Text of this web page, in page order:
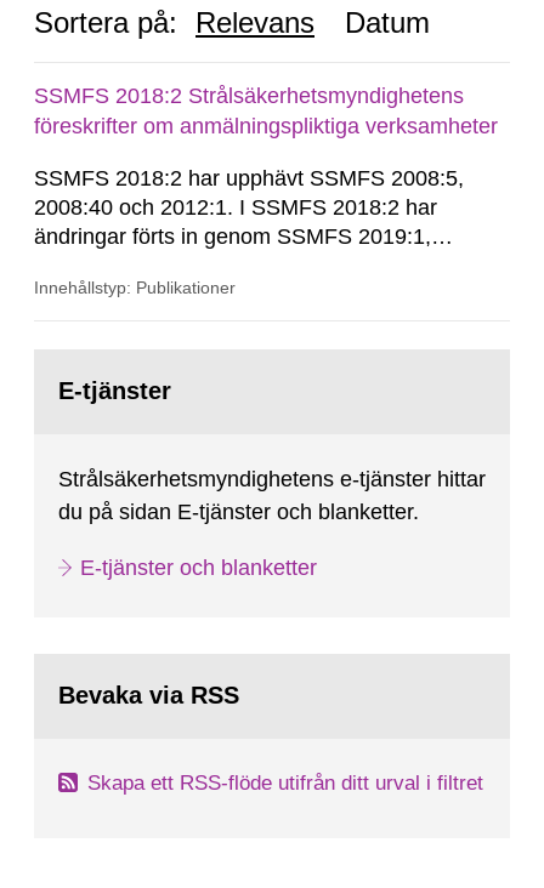
Sortera på: Relevans Datum
SSMFS 2018:2 Strålsäkerhetsmyndighetens
föreskrifter om anmälningspliktiga verksamheter
SSMFS 2018:2 har upphävt SSMFS 2008:5,
2008:40 och 2012:1. I SSMFS 2018:2 har
ändringar förts in genom SSMFS 2019:1,
Innehållstyp: Publikationer
sida:E-tjänster
Strålsäkerhetsmyndighetens e-tjänster hittar
du på sidan E-tjänster och blanketter.
E-tjänster och blanketter
Bevaka via RSS
Skapa ett RSS-flöde utifrån ditt urval i filtret